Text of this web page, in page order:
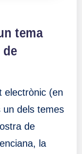
tema
de
electrònic (en
dels temes
de
la